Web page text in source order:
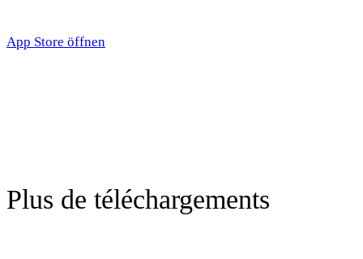
App Store öffnen
Plus de téléchargements